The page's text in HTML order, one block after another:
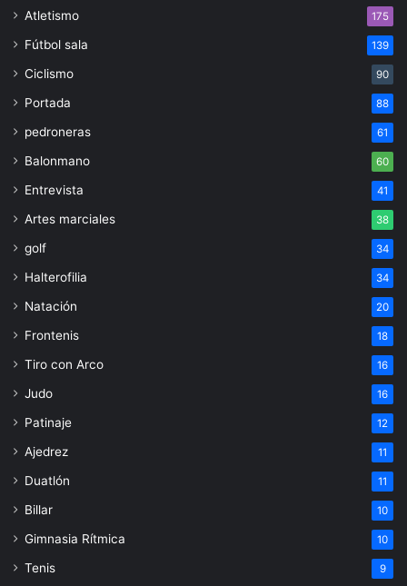
Atletismo 175
Fútbol sala 139
Ciclismo 90
Portada 88
pedroneras 61
Balonmano 60
Entrevista 41
Artes marciales 38
golf 34
Halterofilia 34
Natación 20
Frontenis 18
Tiro con Arco 16
Judo 16
Patinaje 12
Ajedrez 11
Duatlón 11
Billar 10
Gimnasia Rítmica 10
Tenis 9